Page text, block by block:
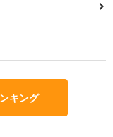
キング